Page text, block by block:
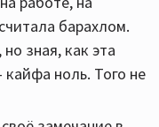
барахлом.
зная, как эта
ноль. Того не